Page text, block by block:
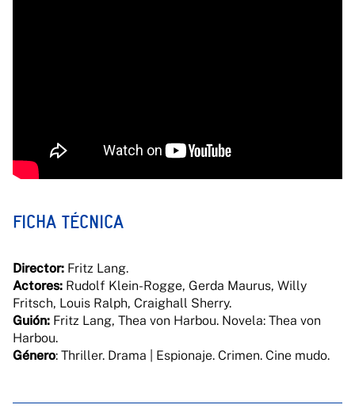
FICHA TÉCNICA
Director: Fritz Lang.
Actores: Rudolf Klein-Rogge, Gerda Maurus, Willy
Fritsch, Louis Ralph, Craighall Sherry.
Guión: Fritz Lang, Thea von Harbou. Novela: Thea von
Harbou.
Género: Thriller. Drama | Espionaje. Crimen. Cine mudo.